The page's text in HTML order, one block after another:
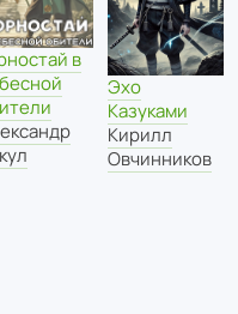
в
Эхо
Казуками
Кирилл
Овчинников